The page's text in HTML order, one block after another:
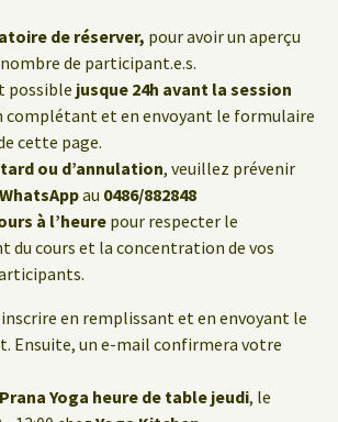
de réserver, pour avoir un aperçu
de participant.e.s.
possible jusque 24h avant la session
complétant et en envoyant le formulaire
cette page.
ou d’annulation, veuillez prévenir
WhatsAppau 0486/882848
à l’heure pour respecter le
du cours et la concentration de vos
inscrire en remplissant et en envoyant le
Ensuite, un e-mail confirmera votre
Prana Yoga heure de table jeudi, le